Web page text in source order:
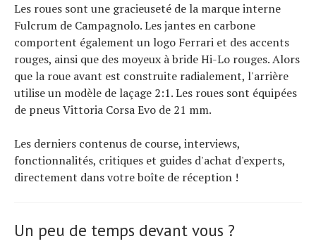
Les roues sont une gracieuseté de la marque interne
Fulcrum de Campagnolo. Les jantes en carbone
comportent également un logo Ferrari et des accents
rouges, ainsi que des moyeux à bride Hi-Lo rouges. Alors
que la roue avant est construite radialement, l'arrière
utilise un modèle de laçage 2:1. Les roues sont équipées
de pneus Vittoria Corsa Evo de 21 mm.
Les derniers contenus de course, interviews,
fonctionnalités, critiques et guides d'achat d'experts,
directement dans votre boîte de réception !
Un peu de temps devant vous ?